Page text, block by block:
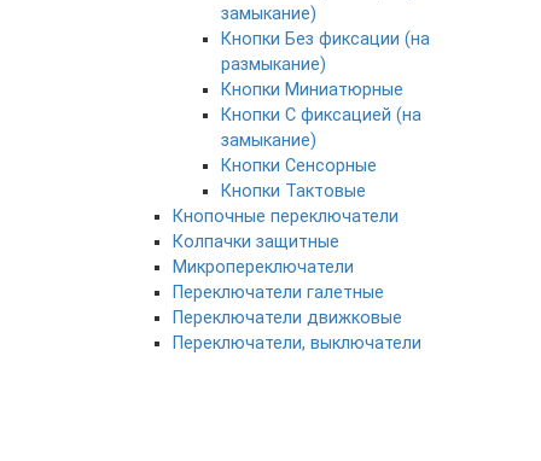
замыкание)
Кнопки Без фиксации (на
размыкание)
Кнопки Миниатюрные
Кнопки С фиксацией (на
замыкание)
Кнопки Сенсорные
Кнопки Тактовые
Кнопочные переключатели
Колпачки защитные
Микропереключатели
Переключатели галетные
Переключатели движковые
Переключатели, выключатели